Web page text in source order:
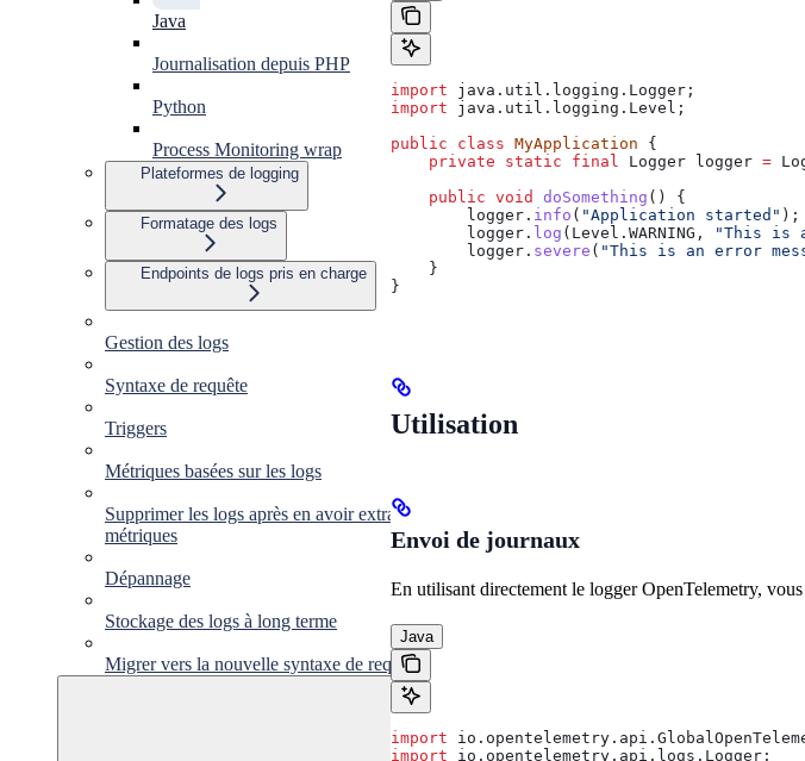
Java
Journalisation depuis PHP
Python
Process Monitoring wrap
Plateformes de logging
Formatage des logs
Endpoints de logs pris en charge
Gestion des logs
Syntaxe de requête
Triggers
Métriques basées sur les logs
Supprimer les logs après en avoir extrait des
métriques
Dépannage
Stockage des logs à long terme
Migrer vers la nouvelle syntaxe de requête
import java.util.logging.Logger;
import java.util.logging.Level;
public class MyApplication {
    private
static final Logger logger =
    public
void doSomething () {
        logger
. info ( "Application started" );
        logger
. log ( Level . WARNING , "This is a
        logger
. severe ( "This is an error
    }
}
Utilisation
Envoi de journaux
En utilisant directement le logger OpenTelemetry,
Java
import
import io.opentelemetry.api.logs.Logger;